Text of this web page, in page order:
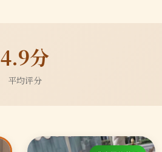
4.9分
平均评分